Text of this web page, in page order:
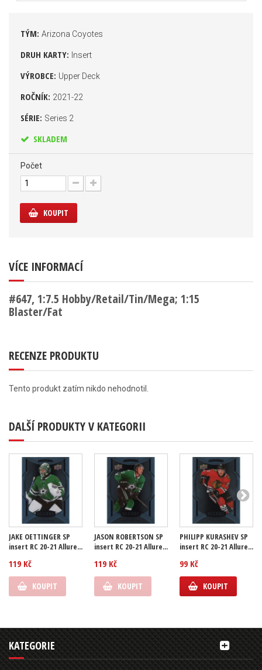
TÝM: Arizona Coyotes
DRUH KARTY: Insert
VÝROBCE: Upper Deck
ROČNÍK: 2021-22
SÉRIE: Series 2
SKLADEM
Počet
KOUPIT
VÍCE INFORMACÍ
#647, 1:7.5 Hobby/Retail/Tin/Mega; 1:15
Blaster/Fat
RECENZE PRODUKTU
Tento produkt zatím nikdo nehodnotil.
DALŠÍ PRODUKTY V KATEGORII
JAKE OETTINGER SP
insert RC 20-21 Allure...
119 Kč
KOUPIT
JASON ROBERTSON SP
insert RC 20-21 Allure...
119 Kč
KOUPIT
PHILIPP KURASHEV SP
insert RC 20-21 Allure...
99 Kč
KOUPIT
KATEGORIE